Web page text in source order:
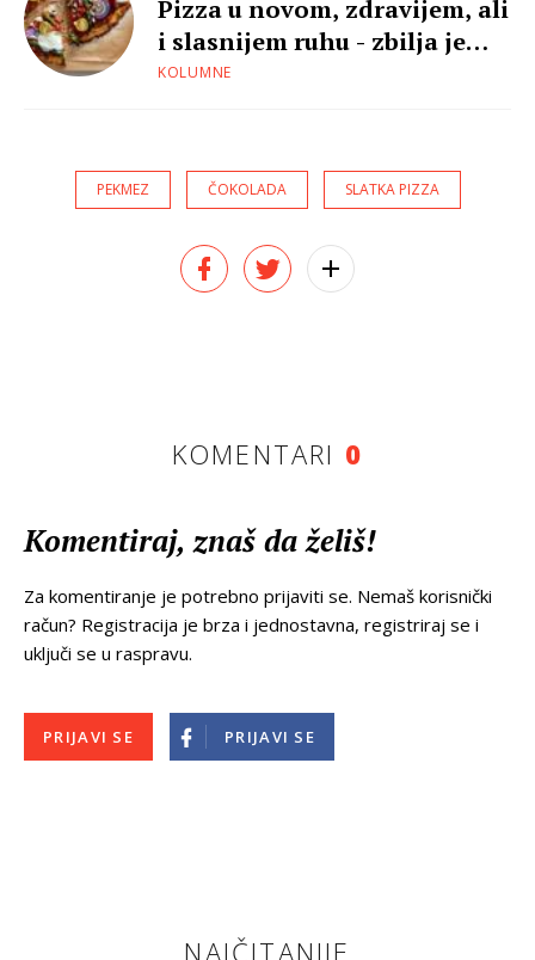
Pizza u novom, zdravijem, ali
i slasnijem ruhu - zbilja je
moguće!
KOLUMNE
PEKMEZ ČOKOLADA SLATKA PIZZA
KOMENTARI 0
Komentiraj, znaš da želiš!
Za komentiranje je potrebno prijaviti se. Nemaš korisnički
račun? Registracija je brza i jednostavna, registriraj se i
uključi se u raspravu.
PRIJAVI SE PRIJAVI SE
NAJČITANIJE